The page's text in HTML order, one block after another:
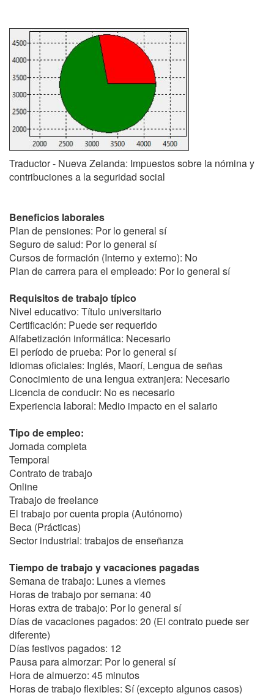
Traductor - Nueva Zelanda: Impuestos sobre la nómina y
contribuciones a la seguridad social
Beneficios laborales
Plan de pensiones: Por lo general sí
Seguro de salud: Por lo general sí
Cursos de formación (Interno y externo): No
Plan de carrera para el empleado: Por lo general sí
Requisitos de trabajo típico
Nivel educativo: Título universitario
Certificación: Puede ser requerido
Alfabetización informática: Necesario
El período de prueba: Por lo general sí
Idiomas oficiales: Inglés, Maorí, Lengua de señas
Conocimiento de una lengua extranjera: Necesario
Licencia de conducir: No es necesario
Experiencia laboral: Medio impacto en el salario
Tipo de empleo:
Jornada completa
Temporal
Contrato de trabajo
Online
Trabajo de freelance
El trabajo por cuenta propia (Autónomo)
Beca (Prácticas)
Sector industrial: trabajos de enseñanza
Tiempo de trabajo y vacaciones pagadas
Semana de trabajo: Lunes a viernes
Horas de trabajo por semana: 40
Horas extra de trabajo: Por lo general sí
Días de vacaciones pagados: 20 (El contrato puede ser
diferente)
Días festivos pagados: 12
Pausa para almorzar: Por lo general sí
Hora de almuerzo: 45 minutos
Horas de trabajo flexibles: Sí (excepto algunos casos)